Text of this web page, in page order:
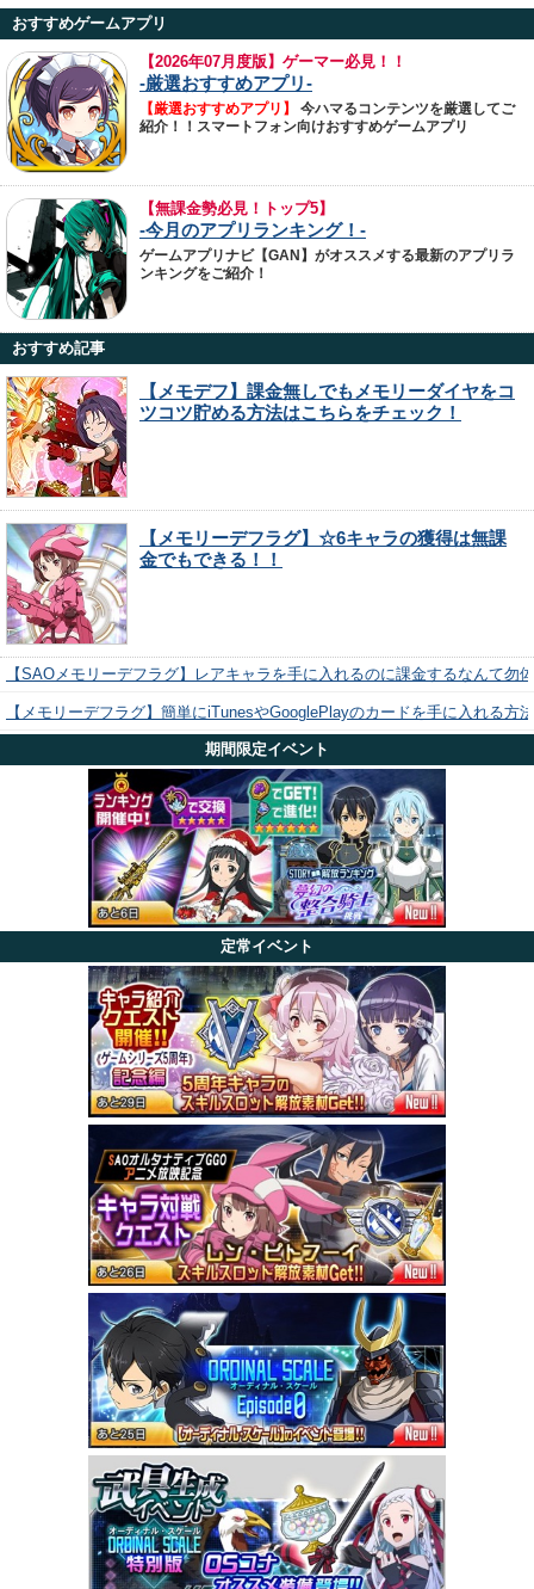
おすすめゲームアプリ
【2026年07月度版】ゲーマー必見！！
-厳選おすすめアプリ-
【厳選おすすめアプリ】
今ハマるコンテンツを厳選してご
紹介！！スマートフォン向けおすすめゲームアプリ
【無課金勢必見！トップ5】
-今月のアプリランキング！-
ゲームアプリナビ【GAN】がオススメする最新のアプリラ
ンキングをご紹介！
おすすめ記事
【メモデフ】課金無しでもメモリーダイヤをコ
ツコツ貯める方法はこちらをチェック！
【メモリーデフラグ】☆6キャラの獲得は無課
金でもできる！！
【SAOメモリーデフラグ】レアキャラを手に入れるのに課金するなんて勿
【メモリーデフラグ】簡単にiTunesやGooglePlayのカードを手に入れる方
期間限定イベント
定常イベント